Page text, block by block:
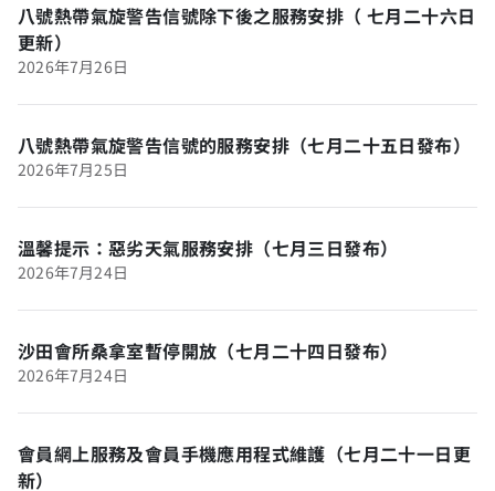
八號熱帶氣旋警告信號除下後之服務安排（ 七月二十六日
更新）
2026年7月26日
八號熱帶氣旋警告信號的服務安排（七月二十五日發布）
2026年7月25日
溫馨提示：惡劣天氣服務安排（七月三日發布）
2026年7月24日
沙田會所桑拿室暫停開放（七月二十四日發布）
2026年7月24日
會員網上服務及會員手機應用程式維護（七月二十一日更
新）